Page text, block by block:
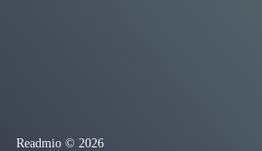
Readmio © 2026